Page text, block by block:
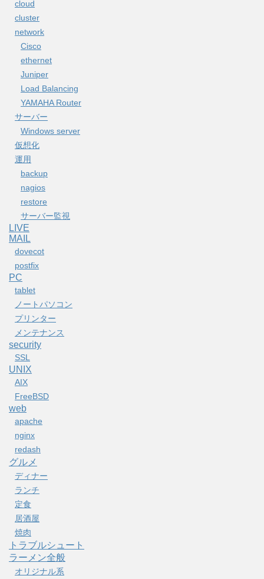
cloud
cluster
network
Cisco
ethernet
Juniper
Load Balancing
YAMAHA Router
サーバー
Windows server
仮想化
運用
backup
nagios
restore
サーバー監視
LIVE
MAIL
dovecot
postfix
PC
tablet
ノートパソコン
プリンター
メンテナンス
security
SSL
UNIX
AIX
FreeBSD
web
apache
nginx
redash
グルメ
ディナー
ランチ
定食
居酒屋
焼肉
トラブルシュート
ラーメン全般
オリジナル系